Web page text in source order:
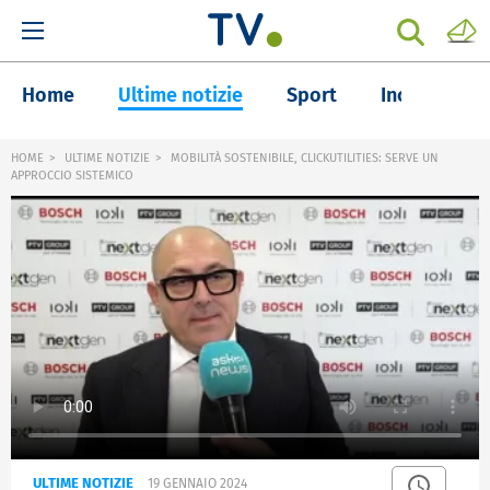
Home Ultime notizie Sport Inchieste
HOME ULTIME NOTIZIE
MOBILITÀ SOSTENIBILE, CLICKUTILITIES: SERVE UN
APPROCCIO SISTEMICO
ULTIME NOTIZIE 19 GENNAIO 2024